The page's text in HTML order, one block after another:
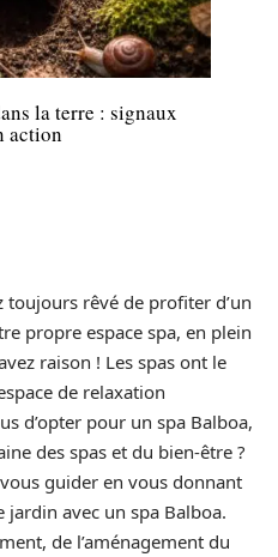
la terre : signaux
action
rêvé de profiter d’un
propre espace spa, en plein
raison ! Les spas ont le
de relaxation
d’opter pour un spa Balboa,
des spas et du bien-être ?
guider en vous donnant
avec un spa Balboa.
de l’aménagement du